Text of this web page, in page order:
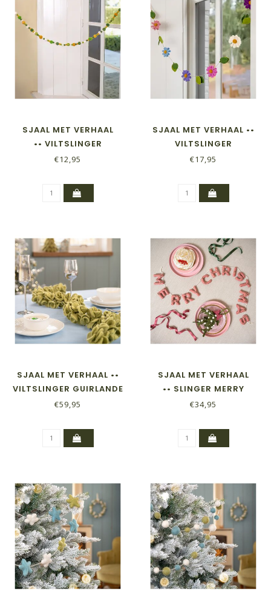
SJAAL MET VERHAAL
•• VILTSLINGER
VILTBALLETJES POMPOMS
€12,95
SJAAL MET VERHAAL ••
VILTSLINGER
MARGRIETJES
€17,95
SJAAL MET VERHAAL ••
VILTSLINGER GUIRLANDE
EUCALYPTUS
€59,95
SJAAL MET VERHAAL
•• SLINGER MERRY
CHRISTMAS MISTLETOE
€34,95